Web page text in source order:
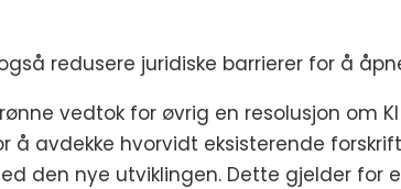
også redusere juridiske barrierer for å
vedtok for øvrig en resolusjon om
å avdekke hvorvidt eksisterende
den nye utviklingen. Dette gjelder for